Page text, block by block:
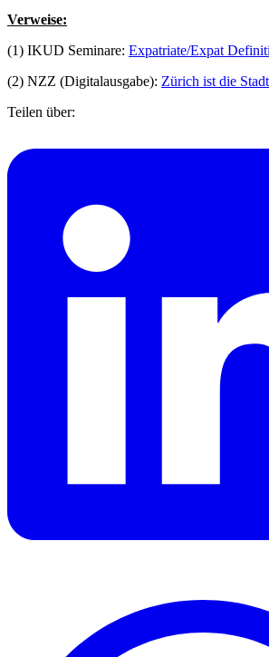
Verweise:
(1) IKUD Seminare: Expatriate/Expat
(2) NZZ (Digitalausgabe): Zürich ist die
Teilen über: